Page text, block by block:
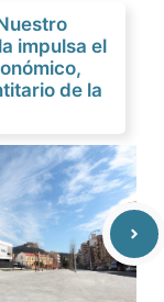
impulsa el
de la